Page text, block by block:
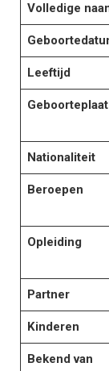
Volledige
Leeftijd
Nationaliteit
Beroepen
Opleiding
Partner
Kinderen
Bekend van